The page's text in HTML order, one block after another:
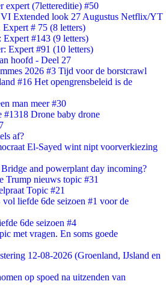
expert (7lettereditie) #50
Extended look 27 Augustus Netflix/YT
Expert # 75 (8 letters)
Expert #143 (9 letters)
Expert #91 (10 letters)
hoofd - Deel 27
2026 #3 Tijd voor de borstcrawl
#16 Het opengrensbeleid is de
man meer #30
#1318 Drone baby drone
af?
El-Sayed wint nipt voorverkiezing
and powerplant day incoming?
Trump nieuws topic #31
Topic #21
liefde 6de seizoen #1 voor de
6de seizoen #4
met vragen. En soms goede
12-08-2026 (Groenland, IJsland en
op spoed na uitzenden van